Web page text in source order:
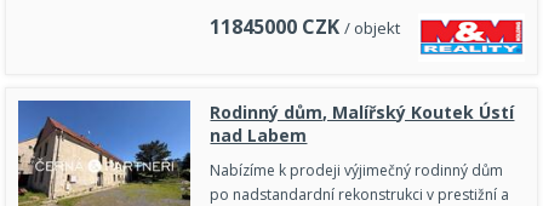
11845000 CZK / objekt
Rodinný dům, Malířský Koutek Ústí
nad Labem
Nabízíme k prodeji výjimečný rodinný dům
po nadstandardní rekonstrukci v prestižní a